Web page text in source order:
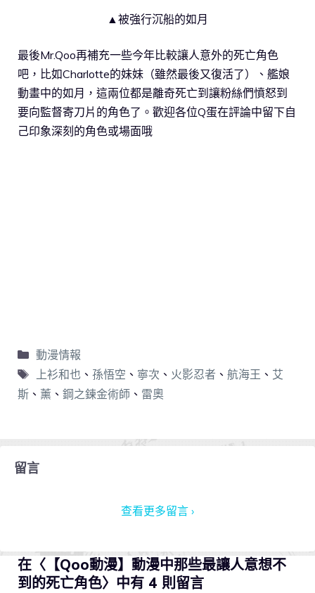
▲被強行沉船的如月
最後Mr.Qoo再補充一些今年比較讓人意外的死亡角色
吧，比如Charlotte的妹妹（雖然最後又復活了）、艦娘
動畫中的如月，這兩位都是離奇死亡到讓粉絲們憤怒到
要向監督寄刀片的角色了。歡迎各位Q蛋在評論中留下自
己印象深刻的角色或場面哦
動漫情報
上衫和也 、 孫悟空 、 寧次 、 火影忍者 、 航海王 、 艾
斯 、 薰 、 鋼之鍊金術師 、 雷奧
留言
查看更多留言 ›
在〈【Qoo動漫】動漫中那些最讓人意想不
到的死亡角色〉中有 4 則留言